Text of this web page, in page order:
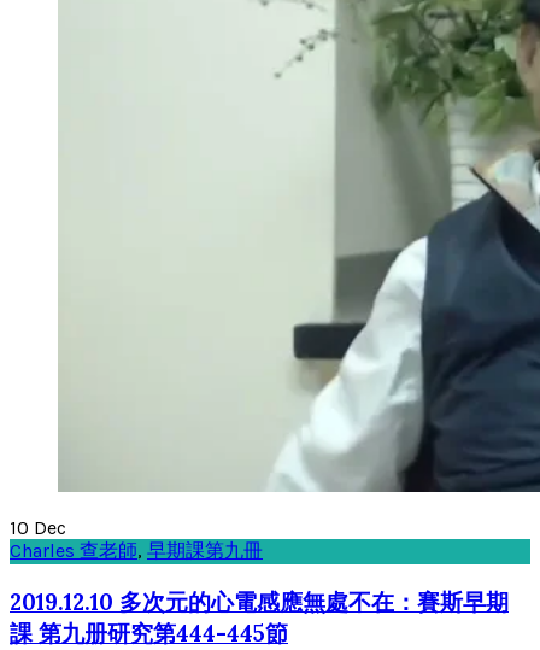
10 Dec
Charles 查老師, 早期課第九冊
2019.12.10 多次元的心電感應無處不在：賽斯早期
課 第九册研究第444-445節